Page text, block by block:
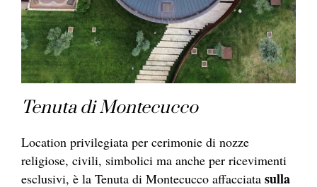
Tenuta di Montecucco
Location privilegiata per cerimonie di nozze
religiose, civili, simbolici ma anche per ricevimenti
esclusivi, è la Tenuta di Montecucco affacciata sulla